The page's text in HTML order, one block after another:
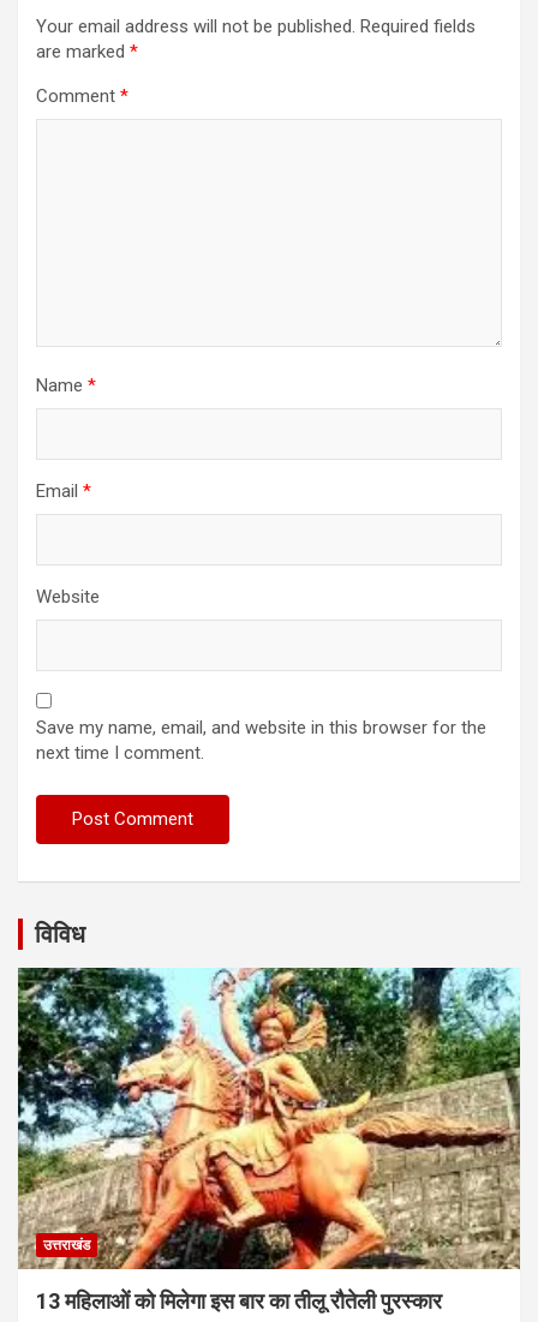
Your email address will not be published. Required fields
are marked *
Comment *
Name *
Email *
Website
Save my name, email, and website in this browser for the
next time I comment.
विविध
उत्तराखंड
13 महिलाओं को मिलेगा इस बार का तीलू रौतेली पुरस्कार